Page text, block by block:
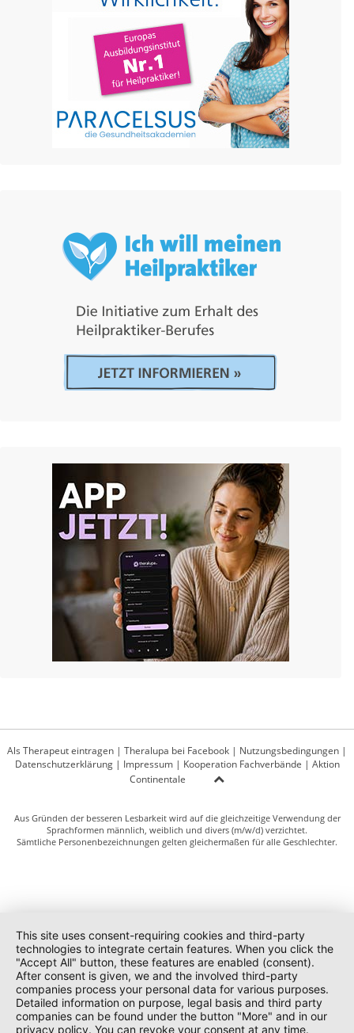
Als Therapeut eintragen | Theralupa bei Facebook | Nutzungsbedingungen |
Datenschutzerklärung| Impressum| Kooperation Fachverbände | Aktion
Continentale
Aus Gründen der besseren Lesbarkeit wird auf die gleichzeitige Verwendung der
Sprachformen männlich, weiblich und divers (m/w/d) verzichtet.
Sämtliche Personenbezeichnungen gelten gleichermaßen für alle Geschlechter.
This site uses consent-requiring cookies and third-party
technologies to integrate certain features. When you click the
"Accept All" button, these features are enabled (consent).
After consent is given, we and the involved third-party
companies process your personal data for various purposes.
Detailed information on purpose, legal basis and third party
companies can be found under the button "More" and in our
privacy policy. You can revoke your consent at any time.